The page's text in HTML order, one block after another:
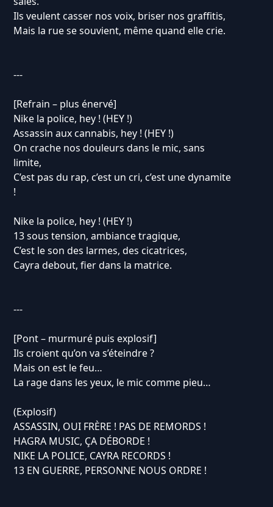
Ils veulent casser nos voix, briser nos graffitis,
Mais la rue se souvient, même quand elle crie.
---
[Refrain – plus énervé]
Nike la police, hey ! (HEY !)
Assassin aux cannabis, hey ! (HEY !)
On crache nos douleurs dans le mic, sans
limite,
C’est pas du rap, c’est un cri, c’est une dynamite
!
Nike la police, hey ! (HEY !)
13 sous tension, ambiance tragique,
C’est le son des larmes, des cicatrices,
Cayra debout, fier dans la matrice.
---
[Pont – murmuré puis explosif]
Ils croient qu’on va s’éteindre ?
Mais on est le feu…
La rage dans les yeux, le mic comme pieu…
(Explosif)
ASSASSIN, OUI FRÈRE ! PAS DE REMORDS !
HAGRA MUSIC, ÇA DÉBORDE !
NIKE LA POLICE, CAYRA RECORDS !
13 EN GUERRE, PERSONNE NOUS ORDRE !